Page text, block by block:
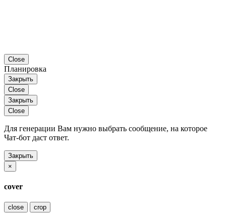
Close
Планировка
Закрыть
Close
Закрыть
Close
Для генерации Вам нужно выбрать сообщение, на которое
Чат-бот даст ответ.
Закрыть
×
cover
close crop